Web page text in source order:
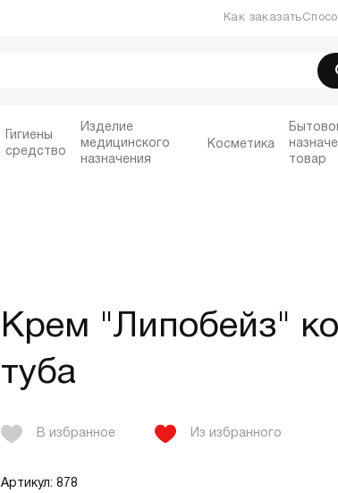
Как заказать
Гигиены
средство
Изделие
медицинского
назначения
Косметика
товар
Крем "Липобейз"
туба
В избранное Из избранного
Артикул: 878